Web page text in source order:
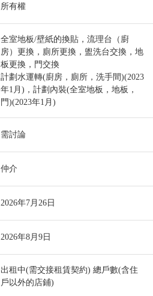
所有權
全室地板/壁紙的換貼，流理台（廚
房）更換，廁所更換，盥洗台交換，地
板更換，門交換
計劃水運轉(廚房，廁所，洗手間)(2023
年1月)，計劃內裝(全室地板，地板，
門)(2023年1月)
需討論
仲介
2026年7月26日
2026年8月9日
出租中(需交接租賃契約) 總戶數(含住
戶以外的店鋪)